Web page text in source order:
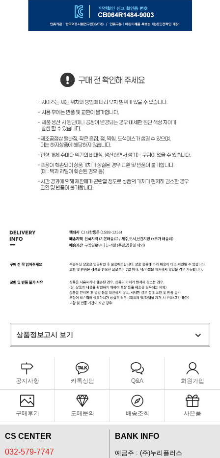
상품정보고시 보기
공지사항 카톡상담 Q&A 회원가입
구매후기 도매문의 배송조회 사은품
CS CENTER
032-579-7747
BANK INFO
예금주 : (주)누리플러스